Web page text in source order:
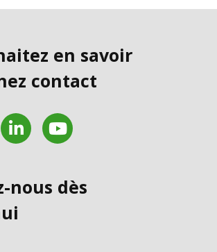
en savoir
contact
LinkedInYouTube
nous dès